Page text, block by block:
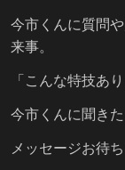
今市くんに質問
来事。
「こんな特技あ
今市くんに聞き
メッセージお待